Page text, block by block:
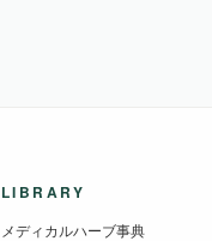
LIBRARY
メディカルハーブ事典